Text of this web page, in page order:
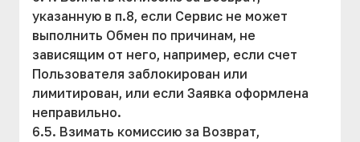
указанную в п.8, если Сервис не может
выполнить Обмен по причинам, не
зависящим от него, например, если счет
Пользователя заблокирован или
лимитирован, или если Заявка оформлена
неправильно.
6.5. Взимать комиссию за Возврат,